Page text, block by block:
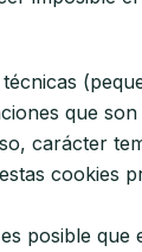
que
carácter
cookies
posible